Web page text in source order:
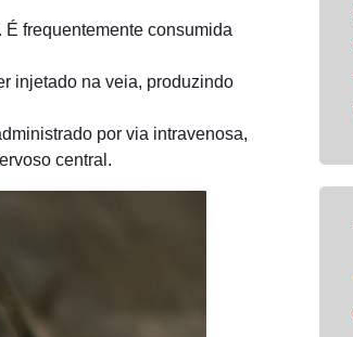
frequentemente consumida
injetado na veia, produzindo
por via intravenosa,
central.